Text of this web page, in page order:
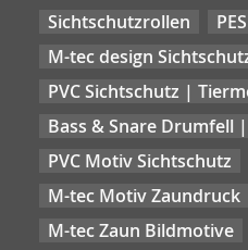
Sichtschutzrollen
M-tec design
PVC Sichtschutz |
Bass & Snare Drumfell
PVC Motiv Sichtschutz
M-tec Motiv Zaundruck
M-tec Zaun Bildmotive